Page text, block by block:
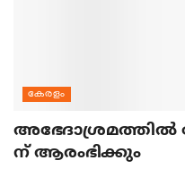
കേരളം
അഭേദാശ്രമത്തില്‍
ന് ആരംഭിക്കും